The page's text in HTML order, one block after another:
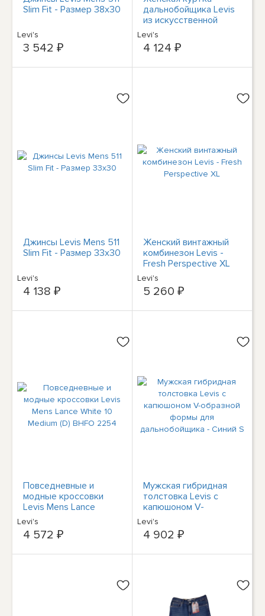
Slim Fit - Размер 38x30
Levi's
3 542 ₽
дальнобойщика Levis
из искусственной
овечьей шерсти,
оригинальная
вельветовая куртка
Levi's
4 124 ₽
Джинсы Levis Mens 511
Slim Fit - Размер 33x30
Levi's
4 138 ₽
Женский винтажный
комбинезон Levis -
Fresh Perspective XL
Levi's
5 260 ₽
Повседневные и
модные кроссовки
Levis Mens Lance
White 10 Medium (D)
BHFO 2254
Levi's
4 572 ₽
Мужская гибридная
толстовка Levis с
капюшоном V-
образной формы для
дальнобойщика -
Синий S
Levi's
4 902 ₽